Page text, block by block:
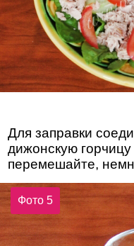
Для заправки
дижонскую
перемешайте,
Фото 5